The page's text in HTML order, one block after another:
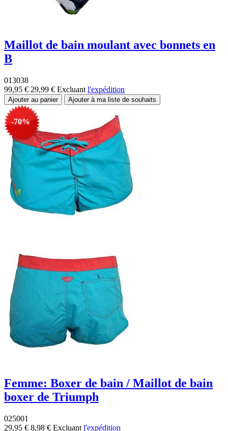
Maillot de bain moulant avec bonnets en
B
013038
99,95 € 29,99 € Excluant l'expédition
-70%
Femme: Boxer de bain / Maillot de bain
boxer de Triumph
025001
29,95 € 8,98 € Excluant l'expédition